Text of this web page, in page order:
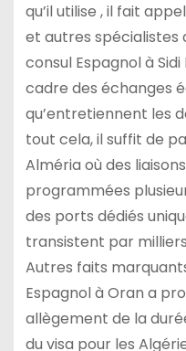
qu’il utilise , il fait
et autres spécialistes
consul Espagnol à
cadre des échanges
qu’entretiennent les
tout cela, il suffit de
Alméria où des
programmées
des ports dédiés
transistent par
Autres faits
Espagnol à Oran a
allègement de la
du visa pour les